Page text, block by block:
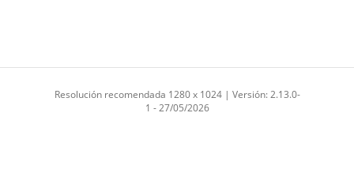
Resolución recomendada 1280 x 1024 | Versión: 2.13.0-
1 - 27/05/2026